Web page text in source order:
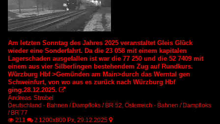
Am letzten Sonntag des Jahres 2025 veranstaltet Gleis Glück
wieder eine Sonderfahrt. Da die 23 058 mit einem kapitalen
Lagerschaden ausgefallen ist war die 77 250 und die 52 7409 mit
einem aus vier Silberlingen bestehendem Zug auf Rundkurs.
Würzburg Hbf >Gemünden am Main>durch das Werntal gen
Schweinfurt, von wo aus es zurück nach Würzburg Hbf
ging.28.12.2025. 
Andreas Strobel
Deutschland - Bahnen / Dampfloks / BR 52, Österreich - Bahnen / Dampfloks
/ BR 77
 211  2 1200x800 Px, 29.12.2025 